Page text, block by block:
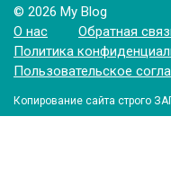
© 2026 My Blog
О нас
Обратная
Политика
Пользовательское
Копирование сайта строго